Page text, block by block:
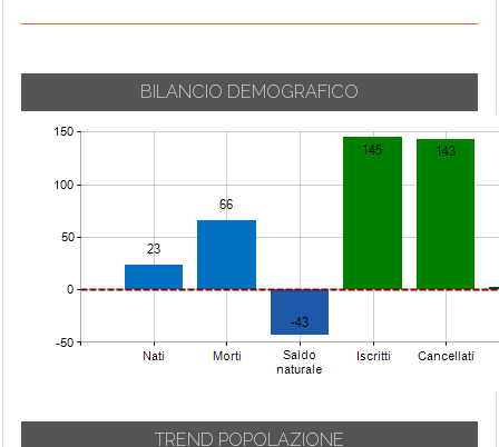
BILANCIO DEMOGRAFICO
TREND POPOLAZIONE